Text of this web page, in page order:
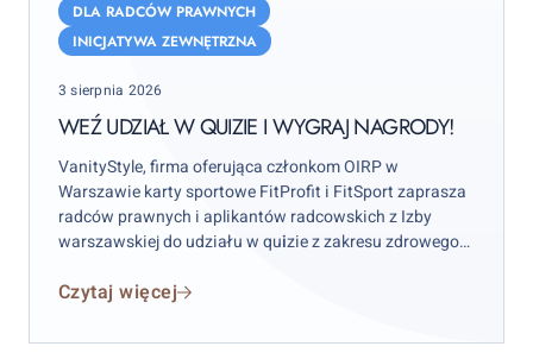
quizie
wygraj
nagrody!
DLA RADCÓW PRAWNYCH
INICJATYWA ZEWNĘTRZNA
Posted
3 sierpnia 2026
WEŹ UDZIAŁ W QUIZIE I WYGRAJ NAGRODY!
VanityStyle, firma oferująca członkom OIRP w
Warszawie karty sportowe FitProfit i FitSport zaprasza
radców prawnych i aplikantów radcowskich z Izby
warszawskiej do udziału w quizie z zakresu zdrowego
torba sportowa Adidas, kubki termiczne i lunchboxy.
Czytaj więcej